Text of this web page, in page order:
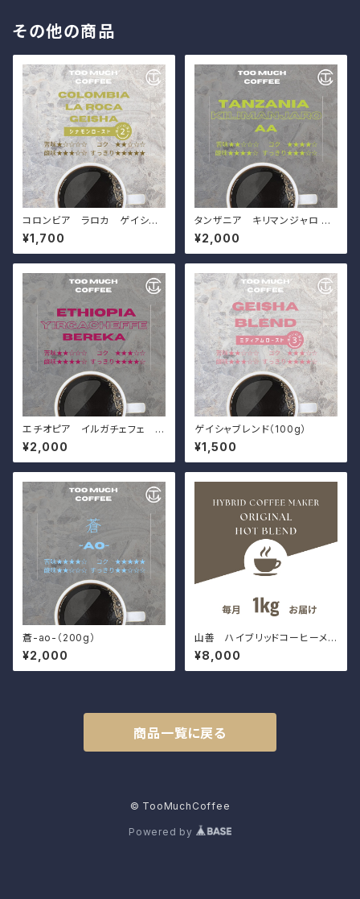
その他の商品
コロンビア ラロカ ゲイシャ
（100g）
¥1,700
タンザニア キリマンジャロ AA
（200g）
¥2,000
エチオピア イルガチェフェ ベ
レカG1（200g）
¥2,000
ゲイシャブレンド（100g）
¥1,500
蒼-ao-（200g）
¥2,000
山善 ハイブリッドコーヒーメ
ーカー ホットブレンド
¥8,000
商品一覧に戻る
© TooMuchCoffee
Powered by